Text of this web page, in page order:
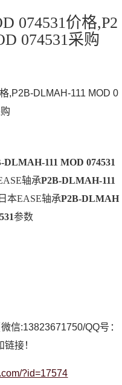
074531价格,P2
074531采购
,P2B-DLMAH-111 MOD 0
DLMAH-111 MOD 074531
轴承P2B-DLMAH-111
本EASE轴承P2B-DLMAH
参数
微信:13823671750/QQ号：
接！
?id=17574